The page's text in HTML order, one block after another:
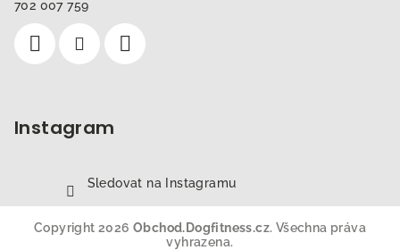
702 007 759
Instagram
Sledovat na Instagramu
Copyright 2026 Obchod.Dogfitness.cz. Všechna práva
vyhrazena.